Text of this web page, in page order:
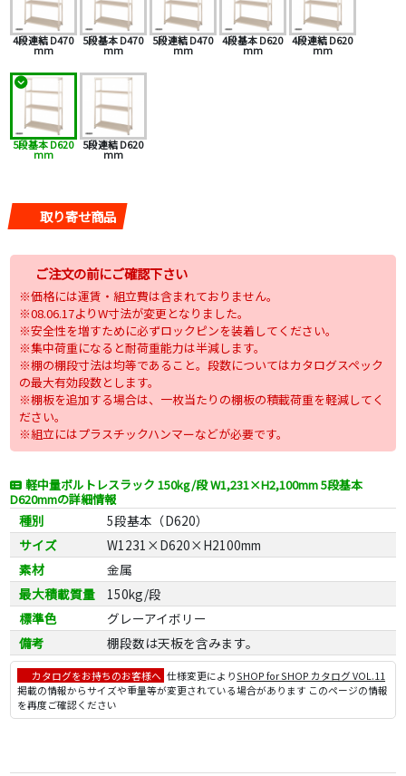
4段連結 D470
mm
5段基本 D470
mm
5段連結 D470
mm
4段基本 D620
mm
4段連結 D620
mm
5段基本 D620
mm
5段連結 D620
mm
取り寄せ商品
ご注文の前にご確認下さい
※価格には運賃・組立費は含まれておりません。
※08.06.17よりW寸法が変更となりました。
※安全性を増すために必ずロックピンを装着してください。
※集中荷重になると耐荷重能力は半減します。
※棚の棚段寸法は均等であること。段数についてはカタログスペック
の最大有効段数とします。
※棚板を追加する場合は、一枚当たりの棚板の積載荷重を軽減してく
ださい。
※組立にはプラスチックハンマーなどが必要です。
軽中量ボルトレスラック 150kg/段 W1,231×H2,100mm 5段基本
D620mmの詳細情報
種別
5段基本（D620）
サイズ
W1231×D620×H2100mm
素材
金属
最大積載質量
150kg/段
標準色
グレーアイボリー
備考
棚段数は天板を含みます。
カタログをお持ちのお客様へ 仕様変更によりSHOP for SHOP カタログ VOL.11
掲載の情報からサイズや重量等が変更されている場合があります このページの情報
を再度ご確認ください